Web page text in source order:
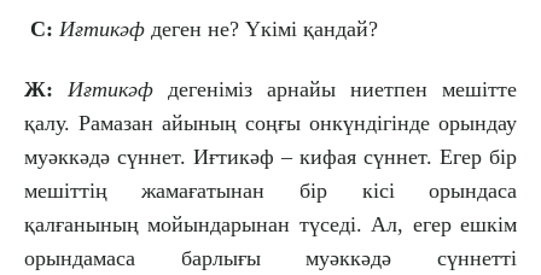
С: Иғтикәфдеген не? Үкімі қандай?
Ж: Иғтикәф дегеніміз арнайы ниетпен мешітте
қалу. Рамазан айының соңғы онкүндігінде орындау
муәккәдә сүннет. Иғтикәф – кифая сүннет. Егер бір
мешіттің жамағатынан бір кісі орындаса
қалғанының мойындарынан түседі. Ал, егер ешкім
орындамаса барлығы муәккәдә сүннетті